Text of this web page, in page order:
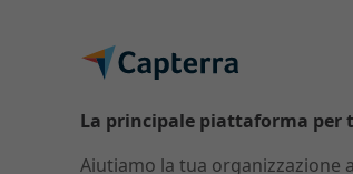
La principale piattaforma per
Aiutiamo la tua organizzazione